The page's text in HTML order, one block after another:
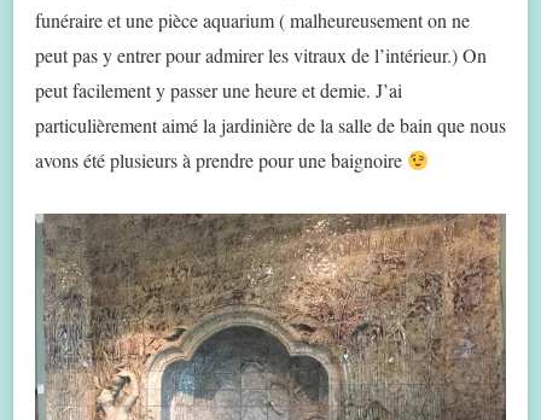
funéraire et une pièce aquarium ( malheureusement on ne
peut pas y entrer pour admirer les vitraux de l’intérieur.) On
peut facilement y passer une heure et demie. J’ai
particulièrement aimé la jardinière de la salle de bain que nous
avons été plusieurs à prendre pour une baignoire